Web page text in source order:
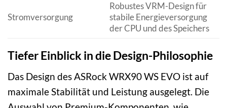
Stromversorgung
Robustes VRM-Design für
stabile Energieversorgung
der CPU und des Speichers
Tiefer Einblick in die Design-Philosophie
Das Design des ASRock WRX90 WS EVO ist auf
maximale Stabilität und Leistung ausgelegt. Die